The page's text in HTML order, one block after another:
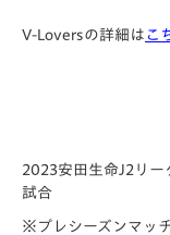
V-Loversの詳細は こ
2023安田生命J2リー
試合
※プレシーズンマッ